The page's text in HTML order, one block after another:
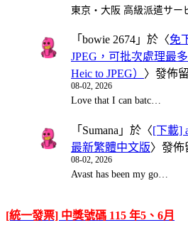
東京・大阪 高級派遣サー
「 bowie 2674 」於〈免
JPEG，可批次處理最
Heic to JPEG） 〉發佈
08-02, 2026
Love that I can batc…
「 Sumana 」於〈[下載]
最新繁體中文版〉發佈
08-02, 2026
Avast has been my go…
[統一發票] 中獎號碼 115 年5、6月